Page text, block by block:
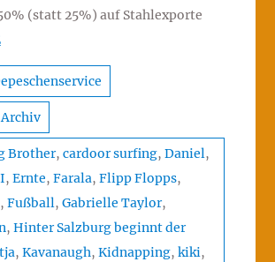
(statt 25%) auf Stahlexporte
Brother, cardoor surfing, Daniel,
, Ernte, Farala, Flipp Flopps,
, Fußball, Gabrielle Taylor,
, Hinter Salzburg beginnt der
, Kavanaugh, Kidnapping, kiki,